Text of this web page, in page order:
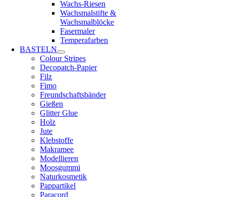
Wachs-Riesen
Wachsmalstifte &
Wachsmalblöcke
Fasermaler
Temperafarben
BASTELN
Colour Stripes
Decopatch-Papier
Filz
Fimo
Freundschaftsbänder
Gießen
Glitter Glue
Holz
Jute
Klebstoffe
Makramee
Modellieren
Moosgummi
Naturkosmetik
Pappartikel
Paracord